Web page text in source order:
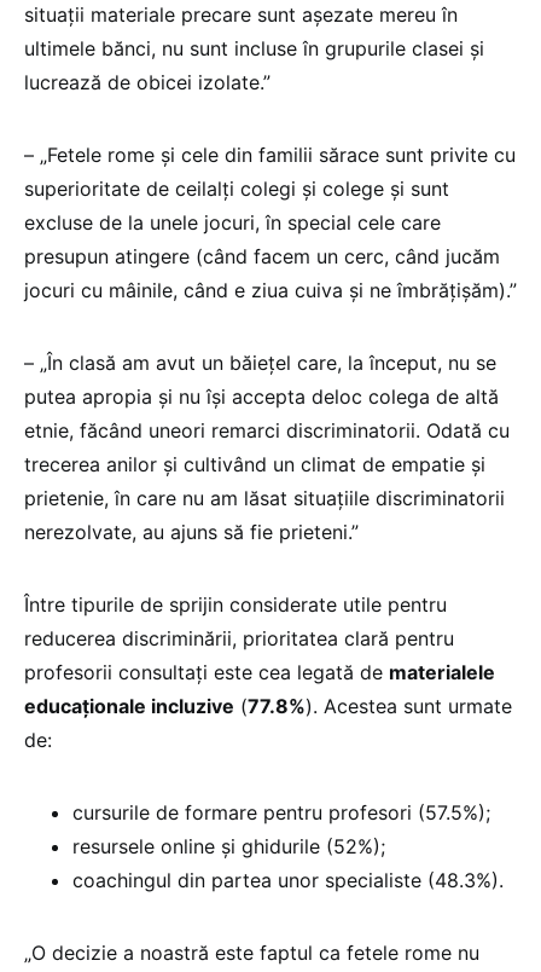
situații materiale precare sunt așezate mereu în
ultimele bănci, nu sunt incluse în grupurile clasei și
lucrează de obicei izolate.”
– „Fetele rome și cele din familii sărace sunt privite cu
superioritate de ceilalți colegi și colege și sunt
excluse de la unele jocuri, în special cele care
presupun atingere (când facem un cerc, când jucăm
jocuri cu mâinile, când e ziua cuiva și ne îmbrățișăm).”
– „În clasă am avut un băiețel care, la început, nu se
putea apropia și nu își accepta deloc colega de altă
etnie, făcând uneori remarci discriminatorii. Odată cu
trecerea anilor și cultivând un climat de empatie și
prietenie, în care nu am lăsat situațiile discriminatorii
nerezolvate, au ajuns să fie prieteni.”
Între tipurile de sprijin considerate utile pentru
reducerea discriminării, prioritatea clară pentru
profesorii consultați este cea legată de materialele
educaționale incluzive (77.8%). Acestea sunt urmate
de:
cursurile de formare pentru profesori (57.5%);
resursele online și ghidurile (52%);
coachingul din partea unor specialiste (48.3%).
„O decizie a noastră este faptul ca fetele rome nu